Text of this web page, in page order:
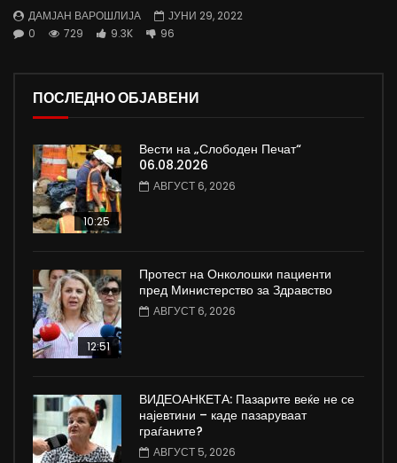
ДАМЈАН ВАРОШЛИЈА
ЈУНИ 29, 2022
0
729 9.3K 96
ПОСЛЕДНО ОБЈАВЕНИ
10:25
Вести на „Слободен Печат“
06.08.2026
АВГУСТ 6, 2026
12:51
Протест на Онколошки пациенти
пред Министерство за Здравство
АВГУСТ 6, 2026
ВИДЕОАНКЕТА: Пазарите веќе не се
најевтини – каде пазаруваат
граѓаните?
АВГУСТ 5, 2026